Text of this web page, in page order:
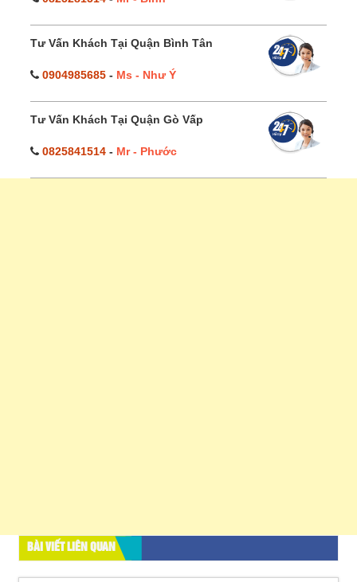
Tư Vấn Khách Tại Quận Bình Tân
0904985685 - Ms - Như Ý
Tư Vấn Khách Tại Quận Gò Vấp
0825841514 - Mr - Phước
BÀI VIẾT LIÊN QUAN